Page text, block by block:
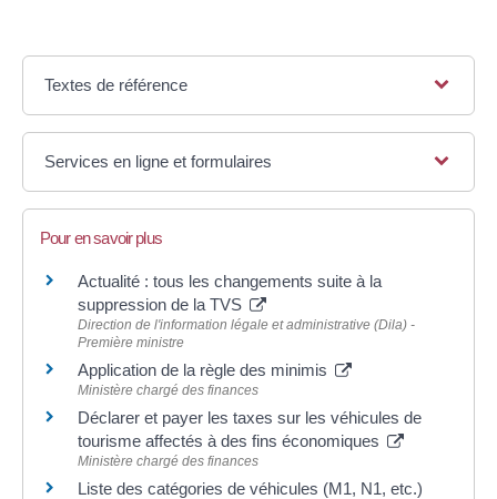
Textes de référence
Services en ligne et formulaires
Pour en savoir plus
Actualité : tous les changements suite à la
suppression de la TVS
Direction de l'information légale et administrative (Dila) -
Première ministre
Application de la règle des minimis
Ministère chargé des finances
Déclarer et payer les taxes sur les véhicules de
tourisme affectés à des fins économiques
Ministère chargé des finances
Liste des catégories de véhicules (M1, N1, etc.)